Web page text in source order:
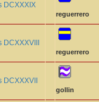
DCXXXIX
reguerrero
reguerrero
gollin